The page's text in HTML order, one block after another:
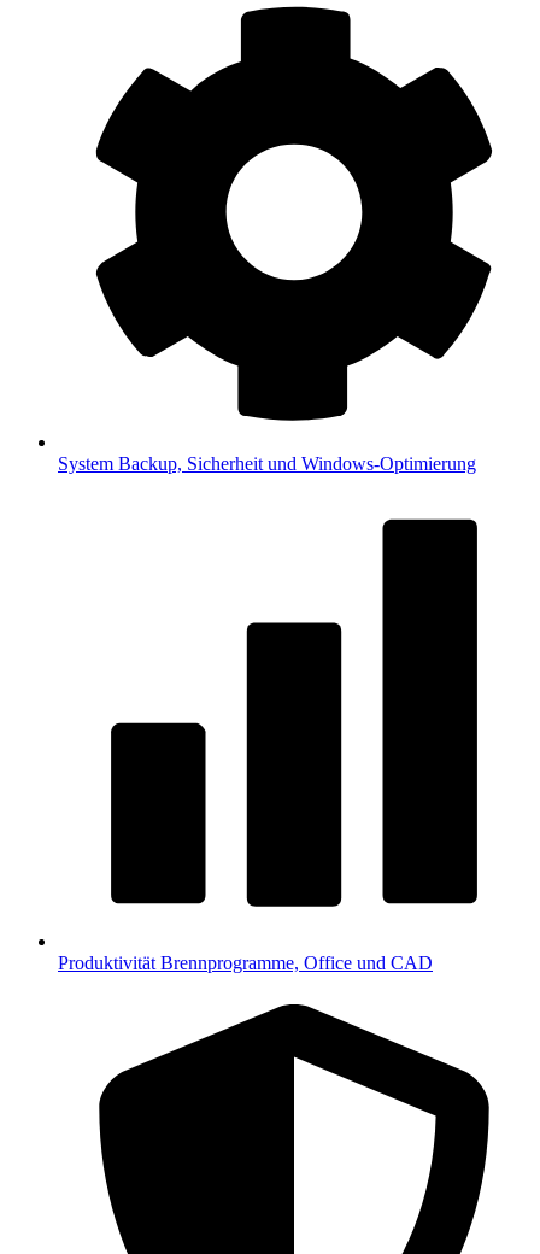
System Backup, Sicherheit und Windows-Optimierung
Produktivität Brennprogramme, Office und CAD